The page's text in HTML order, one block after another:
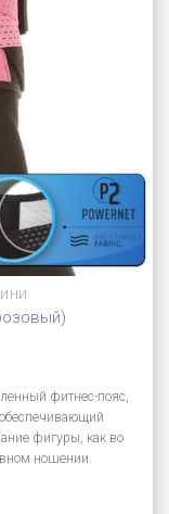
фитнес-пояс,
фигуры, как во
ношении.